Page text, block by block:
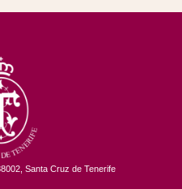
Santa Cruz de Tenerife